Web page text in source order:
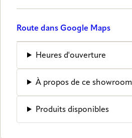
Route dans Google Maps
Heures d'ouverture
À propos de ce showroom
Produits disponibles